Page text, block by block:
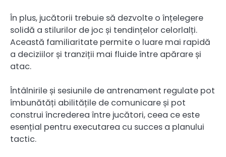
În plus, jucătorii trebuie să dezvolte o înțelegere
solidă a stilurilor de joc și tendințelor celorlalți.
Această familiaritate permite o luare mai rapidă
a deciziilor și tranziții mai fluide între apărare și
atac.
Întâlnirile și sesiunile de antrenament regulate pot
îmbunătăți abilitățile de comunicare și pot
construi încrederea între jucători, ceea ce este
esențial pentru executarea cu succes a planului
tactic.